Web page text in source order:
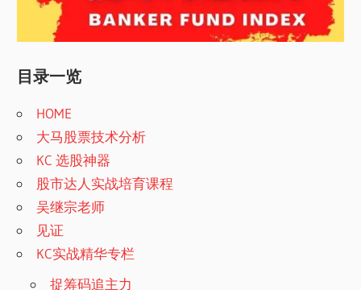
目录一览
HOME
大马股票技术分析
KC 选股神器
股市达人实战培育课程
吴继宗老师
见证
KC实战精华专栏
捉筹码追主力